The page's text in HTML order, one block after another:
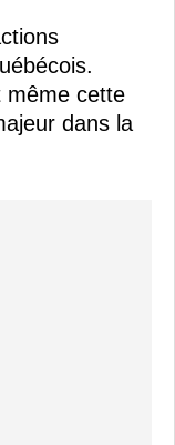
même cette
dans la